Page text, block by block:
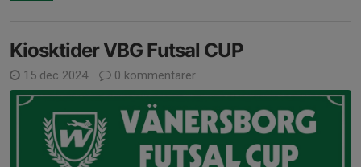
Kiosktider VBG Futsal CUP
15 dec 2024 0 kommentarer